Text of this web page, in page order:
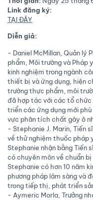
Link đăng ký:
TẠI ĐÂY
Diễn giả:
- Daniel McMillan, Quản lý
phẩm, Môi trường và Pháp
kinh nghiệm trong ngành
thiết bị và ứng dụng, hiện
trường thực phẩm, môi
đã hợp tác với các tổ chức
triển các ứng dụng mới
vực phân tích chất gây ô
- Stephanie J. Marin, Tiến
về thử nghiệm thuốc pháp
Stephanie nhận bằng Tiến
có chuyên môn về chuẩn
Stephanie có hơn 10 năm
phương pháp lâm sàng và
trong tiếp thị, phát triển
- Aymeric Morla, Trưởng